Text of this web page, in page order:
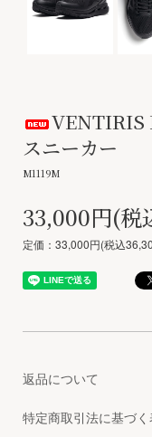
VENTIRIS
スニーカー
M1119M
33,000円(税
定価：33,000円(税込
返品について
特定商取引法に基づ